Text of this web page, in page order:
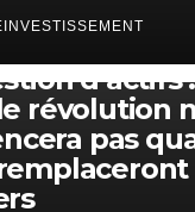
d’actifs
révolution
pas